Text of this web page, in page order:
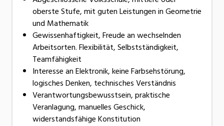
oberste Stufe, mit guten Leistungen in Geometrie
und Mathematik
Gewissenhaftigkeit, Freude an wechselnden
Arbeitsorten. Flexibilität, Selbstständigkeit,
Teamfähigkeit
Interesse an Elektronik, keine Farbsehstörung,
logisches Denken, technisches Verständnis
Verantwortungsbewusstsein, praktische
Veranlagung, manuelles Geschick,
widerstandsfähige Konstitution